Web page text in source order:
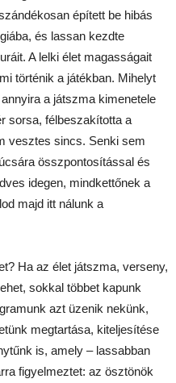
épített be hibás
és lassan kezdte
A lelki élet magasságait
történik a játékban. Mihelyt
a játszma kimenetele
sorsa, félbeszakította a
vesztes sincs. Senki sem
összpontosítással és
idegen, mindkettőnek a
majd itt nálunk a
Ha az élet játszma, verseny,
sokkal többet kapunk
azt üzenik nekünk,
megtartása, kiteljesítése
is, amely – lassabban
figyelmeztet: az ösztönök